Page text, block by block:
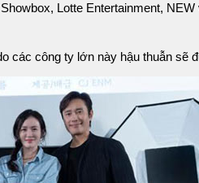
Lotte Entertainment,
các công ty lớn này hậu thuẫn ​​sẽ